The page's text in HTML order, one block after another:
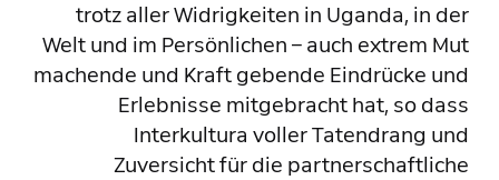
trotz aller Widrigkeiten in Uganda, in der
Welt und im Persönlichen – auch extrem Mut
machende und Kraft gebende Eindrücke und
Erlebnisse mitgebracht hat, so dass
Interkultura voller Tatendrang und
Zuversicht für die partnerschaftliche